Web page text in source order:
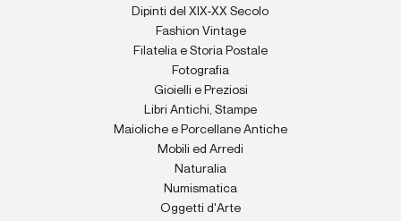
Dipinti del XIX-XX Secolo
Fashion Vintage
Filatelia e Storia Postale
Fotografia
Gioielli e Preziosi
Libri Antichi, Stampe
Maioliche e Porcellane Antiche
Mobili ed Arredi
Naturalia
Numismatica
Oggetti d'Arte